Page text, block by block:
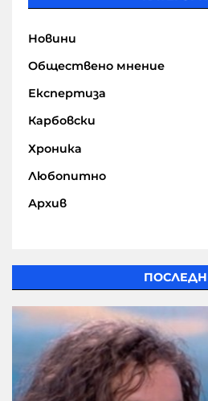
Новини
Обществено мнение
Експертиза
Карбовски
Хроника
Любопитно
Архив